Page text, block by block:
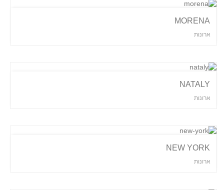
MORENA
ארונות
NATALY
ארונות
NEW YORK
ארונות